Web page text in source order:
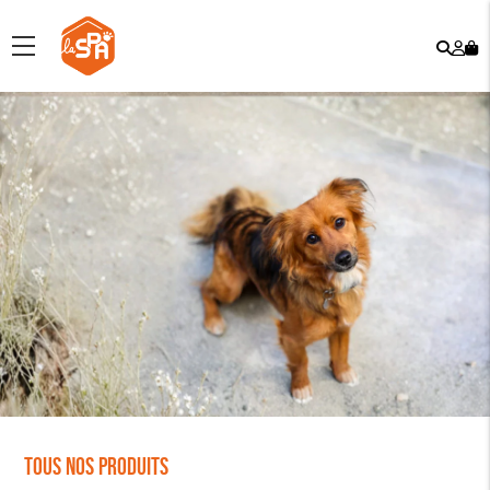
menu
Tous nos produits